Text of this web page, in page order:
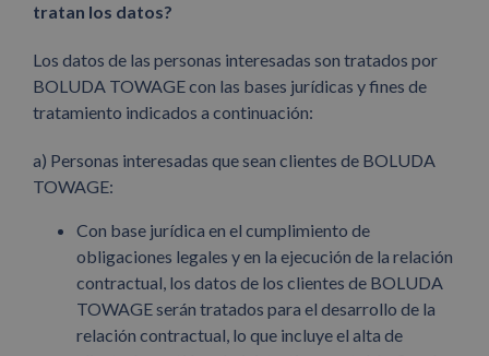
tratan los datos?
Los datos de las personas interesadas son tratados por
BOLUDA TOWAGE con las bases jurídicas y fines de
tratamiento indicados a continuación:
a) Personas interesadas que sean clientes de BOLUDA
TOWAGE:
Con base jurídica en el cumplimiento de
obligaciones legales y en la ejecución de la relación
contractual, los datos de los clientes de BOLUDA
TOWAGE serán tratados para el desarrollo de la
relación contractual, lo que incluye el alta de